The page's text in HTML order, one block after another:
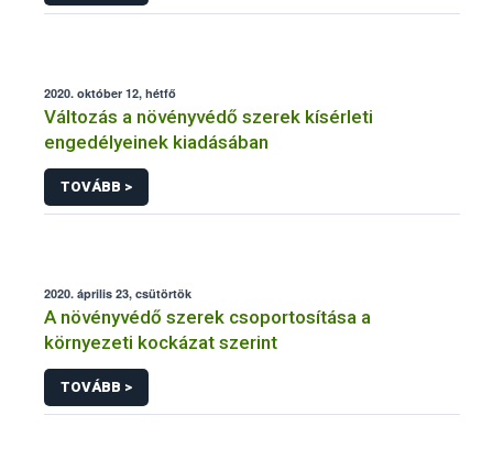
2020. október 12, hétfő
Változás a növényvédő szerek kísérleti
engedélyeinek kiadásában
TOVÁBB >
2020. április 23, csütörtök
A növényvédő szerek csoportosítása a
környezeti kockázat szerint
TOVÁBB >